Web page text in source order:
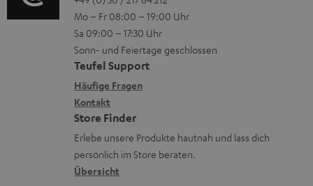
a
d
e
n
n
z
u
r
G
a
r
a
n
e
r
ä
t
e
R
ü
c
k
-
L
e
x
i
k
o
n
n
t
a
k
t
d
a
t
Mo – Fr 08:00 – 19:00 Uhr
Sa 09:00 – 17:30 Uhr
Sonn- und Feiertage geschlossen
Teufel Support
Häufige Fragen
Kontakt
Store Finder
Erlebe unsere Produkte hautnah und lass dich
persönlich im Store beraten.
Übersicht